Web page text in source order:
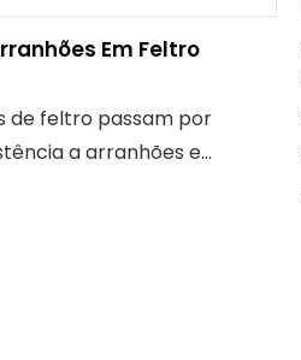
Em Feltro
de feltro passam por
a arranhões e
a arranhões diários,